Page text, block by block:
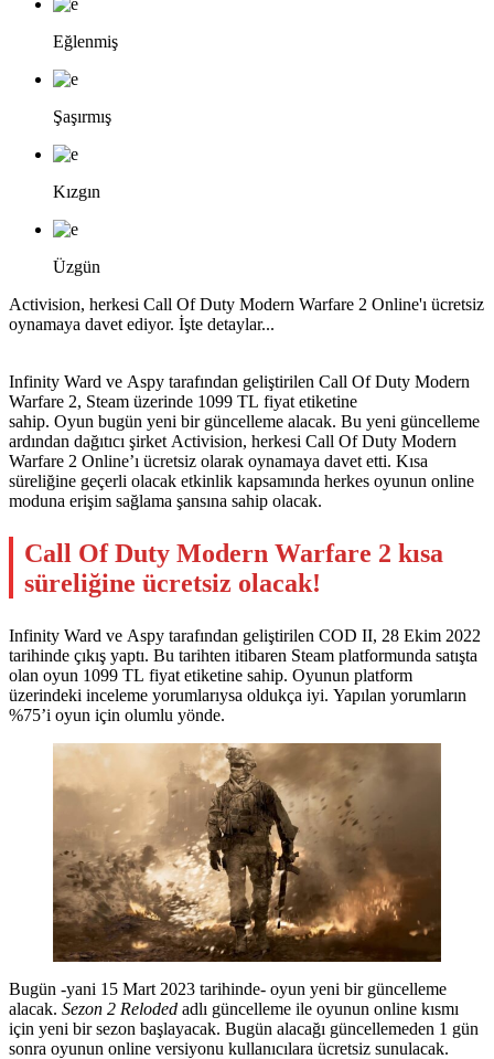
Eğlenmiş
Şaşırmış
Kızgın
Üzgün
Activision, herkesi Call Of Duty Modern Warfare 2 Online'ı ücretsiz
oynamaya davet ediyor. İşte detaylar...
Infinity Ward ve Aspy tarafından geliştirilen Call Of Duty Modern
Warfare 2, Steam üzerinde 1099 TL fiyat etiketine
sahip. Oyun bugün yeni bir güncelleme alacak. Bu yeni güncelleme
ardından dağıtıcı şirket Activision, herkesi Call Of Duty Modern
Warfare 2 Online’ı ücretsiz olarak oynamaya davet etti. Kısa
süreliğine geçerli olacak etkinlik kapsamında herkes oyunun online
moduna erişim sağlama şansına sahip olacak.
Call Of Duty Modern Warfare 2 kısa
süreliğine ücretsiz olacak!
Infinity Ward ve Aspy tarafından geliştirilen COD II, 28 Ekim 2022
tarihinde çıkış yaptı. Bu tarihten itibaren Steam platformunda satışta
olan oyun 1099 TL fiyat etiketine sahip. Oyunun platform
üzerindeki inceleme yorumlarıysa oldukça iyi. Yapılan yorumların
%75’i oyun için olumlu yönde.
Bugün -yani 15 Mart 2023 tarihinde- oyun yeni bir güncelleme
alacak. Sezon 2 Reloded adlı güncelleme ile oyunun online kısmı
için yeni bir sezon başlayacak. Bugün alacağı güncellemeden 1 gün
sonra oyunun online versiyonu kullanıcılara ücretsiz sunulacak.